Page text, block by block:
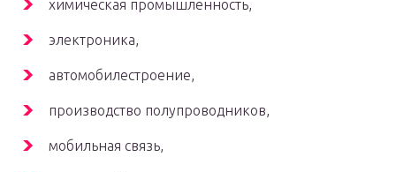
химическая промышленность,
электроника,
автомобилестроение,
производство полупроводников,
мобильная связь,